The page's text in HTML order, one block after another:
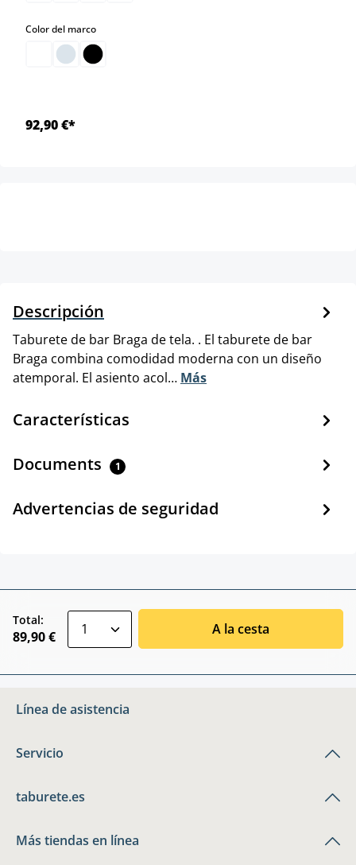
Color del marcoselect
92,90 €*
Descripción
Taburete de bar Braga de tela. . El taburete de bar
Braga combina comodidad moderna con un diseño
atemporal. El asiento acol… Más
Características
Documents 1
Advertencias de seguridad
Total:
89,90 € A la cesta
Línea de asistencia
Servicio
taburete.es
Más tiendas en línea